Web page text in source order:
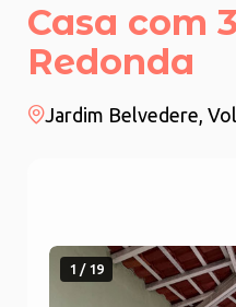
Casa com
Redonda
Jardim Belvedere,
1 / 19